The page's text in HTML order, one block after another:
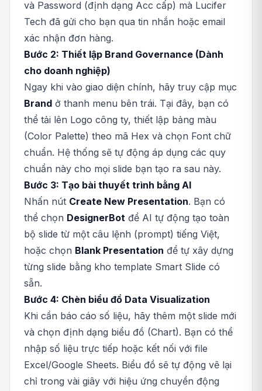
và Password (định dạng Acc cấp) mà Lucifer
Tech đã gửi cho bạn qua tin nhắn hoặc email
xác nhận đơn hàng.
Bước 2: Thiết lập Brand Governance (Dành
cho doanh nghiệp)
Ngay khi vào giao diện chính, hãy truy cập mục
Brand ở thanh menu bên trái. Tại đây, bạn có
thể tải lên Logo công ty, thiết lập bảng màu
(Color Palette) theo mã Hex và chọn Font chữ
chuẩn. Hệ thống sẽ tự động áp dụng các quy
chuẩn này cho mọi slide bạn tạo ra sau này.
Bước 3: Tạo bài thuyết trình bằng AI
Nhấn nút Create New Presentation. Bạn có
thể chọn DesignerBot để AI tự động tạo toàn
bộ slide từ một câu lệnh (prompt) tiếng Việt,
hoặc chọn Blank Presentation để tự xây dựng
từng slide bằng kho template Smart Slide có
sẵn.
Bước 4: Chèn biểu đồ Data Visualization
Khi cần báo cáo số liệu, hãy thêm một slide mới
và chọn định dạng biểu đồ (Chart). Bạn có thể
nhập số liệu trực tiếp hoặc kết nối với file
Excel/Google Sheets. Biểu đồ sẽ tự động vẽ lại
chỉ trong vài giây với hiệu ứng chuyển động